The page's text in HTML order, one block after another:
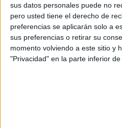
sus datos personales puede no
pero usted tiene el derecho de
preferencias se aplicarán solo a
sus preferencias o retirar su
momento volviendo a este sitio y
"Privacidad" en la parte inferior
extenderán a55 calles y
concluido en las siguientes
Benítezy la del embalse, en
apertura del vial en el puerto,
del Puerto, Parques de Ceuta,